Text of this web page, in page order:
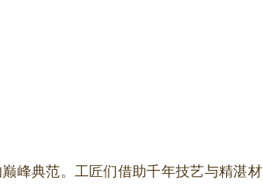
峰典范。工匠们借助千年技艺与精湛材